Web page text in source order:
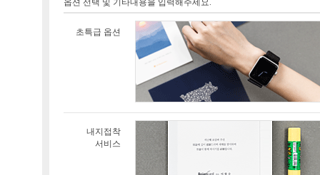
옵션 선택 및 기타내용을 입력해주세요.
초특급 옵션
내지접착
서비스